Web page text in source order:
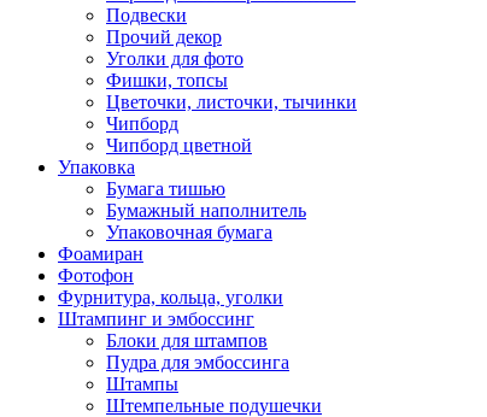
Подвески
Прочий декор
Уголки для фото
Фишки, топсы
Цветочки, листочки, тычинки
Чипборд
Чипборд цветной
Упаковка
Бумага тишью
Бумажный наполнитель
Упаковочная бумага
Фоамиран
Фотофон
Фурнитура, кольца, уголки
Штампинг и эмбоссинг
Блоки для штампов
Пудра для эмбоссинга
Штампы
Штемпельные подушечки